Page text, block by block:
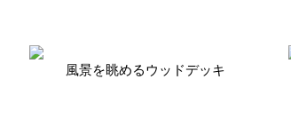
風景を眺めるウッドデッキ